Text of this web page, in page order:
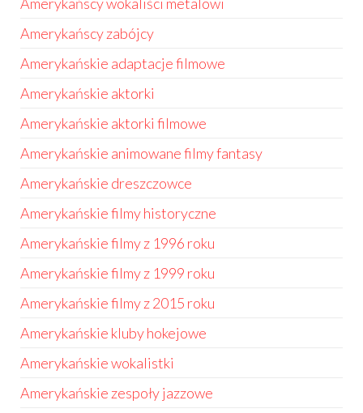
Amerykańscy zabójcy
Amerykańskie adaptacje filmowe
Amerykańskie aktorki
Amerykańskie aktorki filmowe
Amerykańskie animowane filmy fantasy
Amerykańskie dreszczowce
Amerykańskie filmy historyczne
Amerykańskie filmy z 1996 roku
Amerykańskie filmy z 1999 roku
Amerykańskie filmy z 2015 roku
Amerykańskie kluby hokejowe
Amerykańskie wokalistki
Amerykańskie zespoły jazzowe